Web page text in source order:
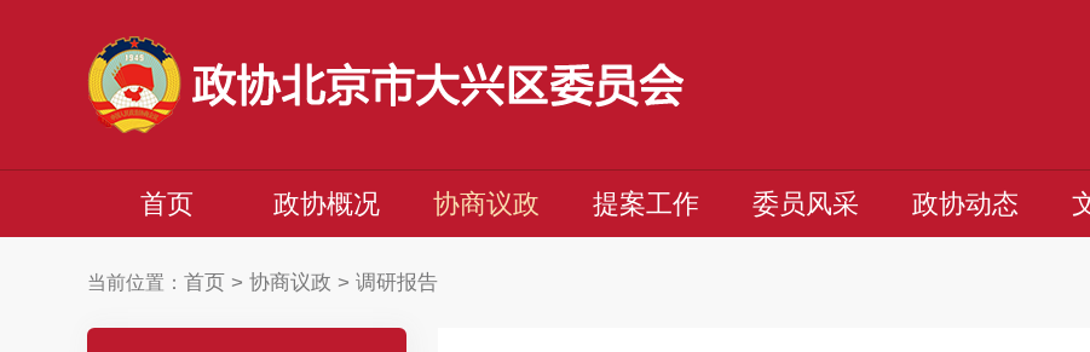
首页 政协概况 协商议政 提案工作 委员风采 政协动态
当前位置： 首页 > 协商议政 > 调研报告